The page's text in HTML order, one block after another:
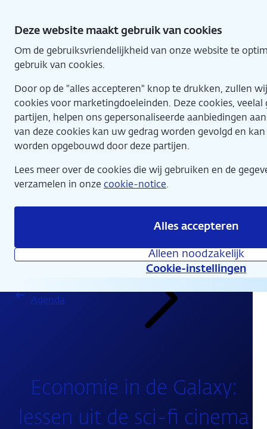
hoofdinhoud
Deze website maakt gebruik van cookies
Om de gebruiksvriendelijkheid van onze website te
gebruik van cookies.
Door op de "alles accepteren" knop te drukken, zullen
cookies voor marketingdoeleinden. Deze cookies, veelal
partijen, helpen ons gepersonaliseerde aanbiedingen
van deze cookies kan uw gedrag worden gevolgd en
worden opgebouwd door deze partijen.
Lees meer over de cookies die wij gebruiken en de
verzamelen in onze cookie-notice.
Alles accepteren
Alleen noodzakelijk
Cookie-instellingen
Agenda
Economie in de Galaxy:
lessen uit de sci-fi cinema